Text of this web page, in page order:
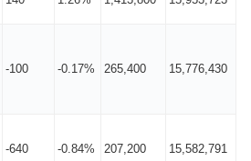
-100 -0.17% 265,400 15,776,430
-640 -0.84% 207,200 15,582,791